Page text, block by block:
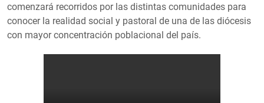
comenzará recorridos por las distintas comunidades para
conocer la realidad social y pastoral de una de las diócesis
con mayor concentración poblacional del país.